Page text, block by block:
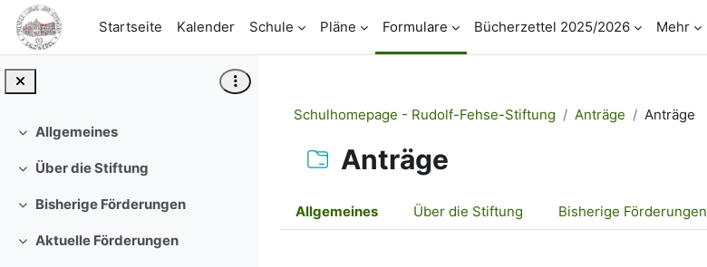
Zum Hauptinhalt
Startseite
Kalender Schule Pläne Formulare Bücherzettel 2025/2026 Mehr
Einklappen
Allgemeines
Einklappen
Über die Stiftung
Einklappen
Bisherige Förderungen
Einklappen
Aktuelle Förderungen
Schulhomepage - Rudolf-Fehse-Stiftung Anträge Anträge
Anträge
Abschnittsübersicht
Allgemeines Über die Stiftung Bisherige Förderungen